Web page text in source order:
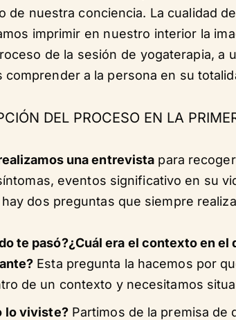
de nuestra conciencia. La cualidad
imprimir en nuestro interior la
de la sesión de yogaterapia, a
comprender a la persona en su
DEL PROCESO EN LA
una entrevista para
eventos significativo en su
dos preguntas que siempre
te pasó?¿Cuál era el contexto en
Esta pregunta la hacemos por
de un contexto y necesitamos
lo viviste?Partimos de la premisa de